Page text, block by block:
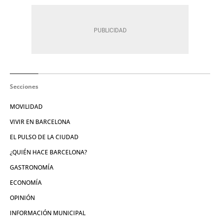
Secciones
MOVILIDAD
VIVIR EN BARCELONA
EL PULSO DE LA CIUDAD
¿QUIÉN HACE BARCELONA?
GASTRONOMÍA
ECONOMÍA
OPINIÓN
INFORMACIÓN MUNICIPAL